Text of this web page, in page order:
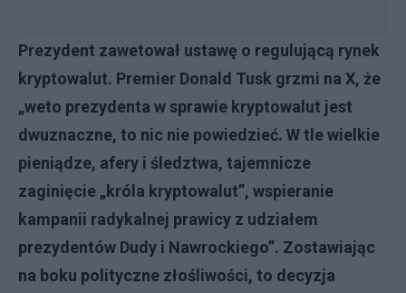
Prezydent zawetował ustawę o regulującą rynek
kryptowalut. Premier Donald Tusk grzmi na X, że
„weto prezydenta w sprawie kryptowalut jest
dwuznaczne, to nic nie powiedzieć. W tle wielkie
pieniądze, afery i śledztwa, tajemnicze
zaginięcie „króla kryptowalut”, wspieranie
kampanii radykalnej prawicy z udziałem
prezydentów Dudy i Nawrockiego”. Zostawiając
na boku polityczne złośliwości, to decyzja